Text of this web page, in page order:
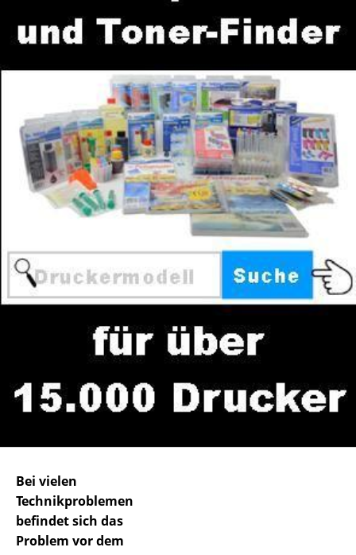
Bei vielen
Technikproblemen
befindet sich das
Problem vor dem